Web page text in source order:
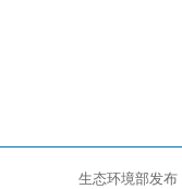
生态环境部发布